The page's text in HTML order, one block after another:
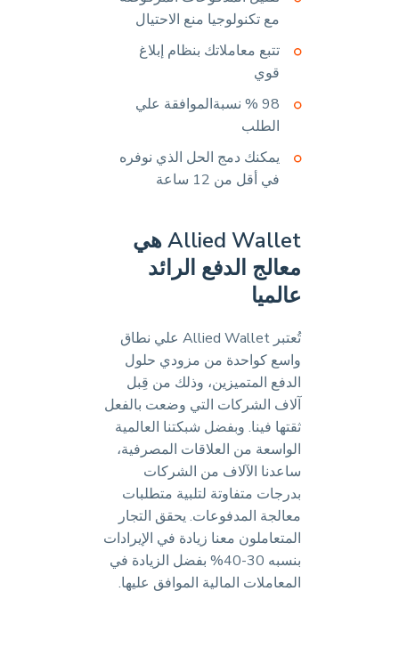
مع تكنولوجيا منع الاحتيال
تتبع معاملاتك بنظام إبلاغ
قوي
98 % نسبةالموافقة علي
الطلب
يمكنك دمج الحل الذي نوفره
في أقل من 12 ساعة
Allied Wallet هي
معالج الدفع الرائد
عالميا
تُعتبر Allied Wallet علي نطاق
واسع كواحدة من مزودي حلول
الدفع المتميزين، وذلك من قِبل
آلاف الشركات التي وضعت بالفعل
ثقتها فينا. وبفضل شبكتنا العالمية
الواسعة من العلاقات المصرفية،
ساعدنا الآلاف من الشركات
بدرجات متفاوتة لتلبية متطلبات
معالجة المدفوعات. يحقق التجار
المتعاملون معنا زيادة في الإيرادات
بنسبه 30-40% بفضل الزيادة في
المعاملات المالية الموافق عليها.